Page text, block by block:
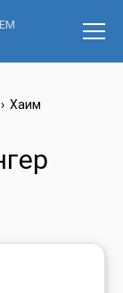
› Хаим